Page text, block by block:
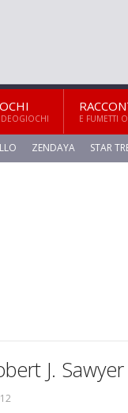
E FUMETTI
ZENDAYA STAR
J. Sawyer